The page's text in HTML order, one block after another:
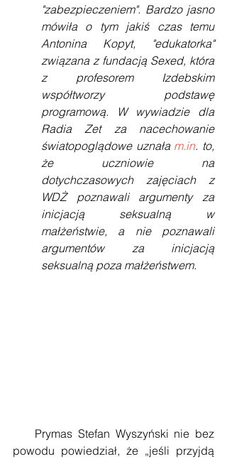
"zabezpieczeniem". Bardzo jasno
mówiła o tym jakiś czas temu
Antonina Kopyt, "edukatorka"
związana z fundacją Sexed, która
z profesorem Izdebskim
współtworzy podstawę
programową. W wywiadzie dla
Radia Zet za nacechowanie
światopoglądowe uznała m.in. to,
że uczniowie na
dotychczasowych zajęciach z
WDŻ poznawali argumenty za
inicjacją seksualną w
małżeństwie, a nie poznawali
argumentów za inicjacją
seksualną poza małżeństwem.
Prymas Stefan Wyszyński nie bez
powodu powiedział, że „jeśli przyjdą